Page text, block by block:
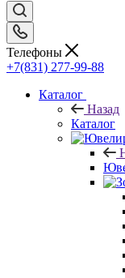
Телефоны
+7(831) 277-99-88
Каталог
Назад
Каталог